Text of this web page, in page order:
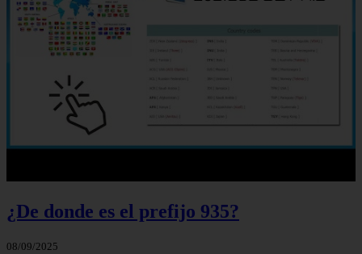
¿De donde es el prefijo 935?
08/09/2025